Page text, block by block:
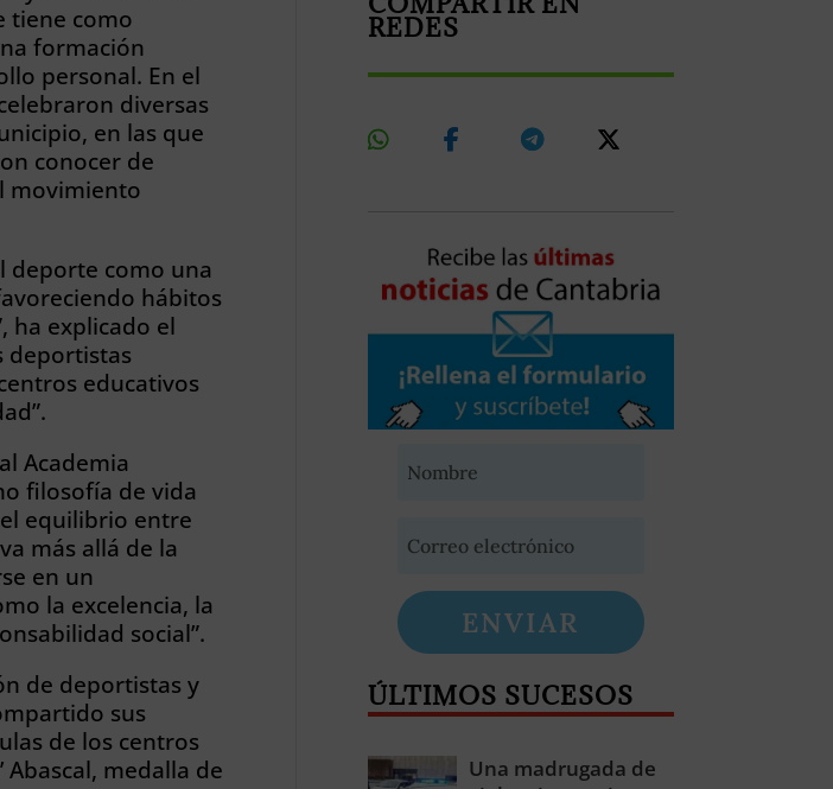
tiene como
formación
personal. En el
diversas
en las que
conocer de
movimiento
deporte como una
hábitos
ha explicado el
deportistas
educativos
Academia
filosofía de vida
equilibrio entre
más allá de la
en un
la excelencia, la
social”.
de deportistas y
sus
de los centros
Abascal, medalla de
REDES
ENVIAR
ÚLTIMOS SUCESOS
Una madrugada de